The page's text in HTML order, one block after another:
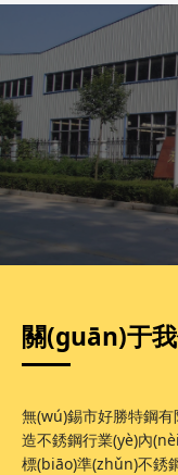
關(guān)于
無(wú)錫市好勝特鋼
造不銹鋼行業(yè)內
標(biāo)準(zhǔn)不銹